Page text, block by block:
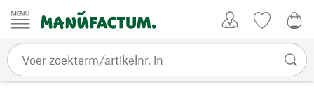
Passer au contenu